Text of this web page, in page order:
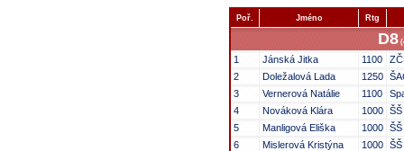
Poř. Jméno Rtg
D8
1 Jánská Jitka 1100
2
Doležalová Lada 1250
3
Vernerová Natálie 1100
4
Nováková Klára 1000
5
Manligová Eliška 1000
6
Mislerová Kristýna 1000